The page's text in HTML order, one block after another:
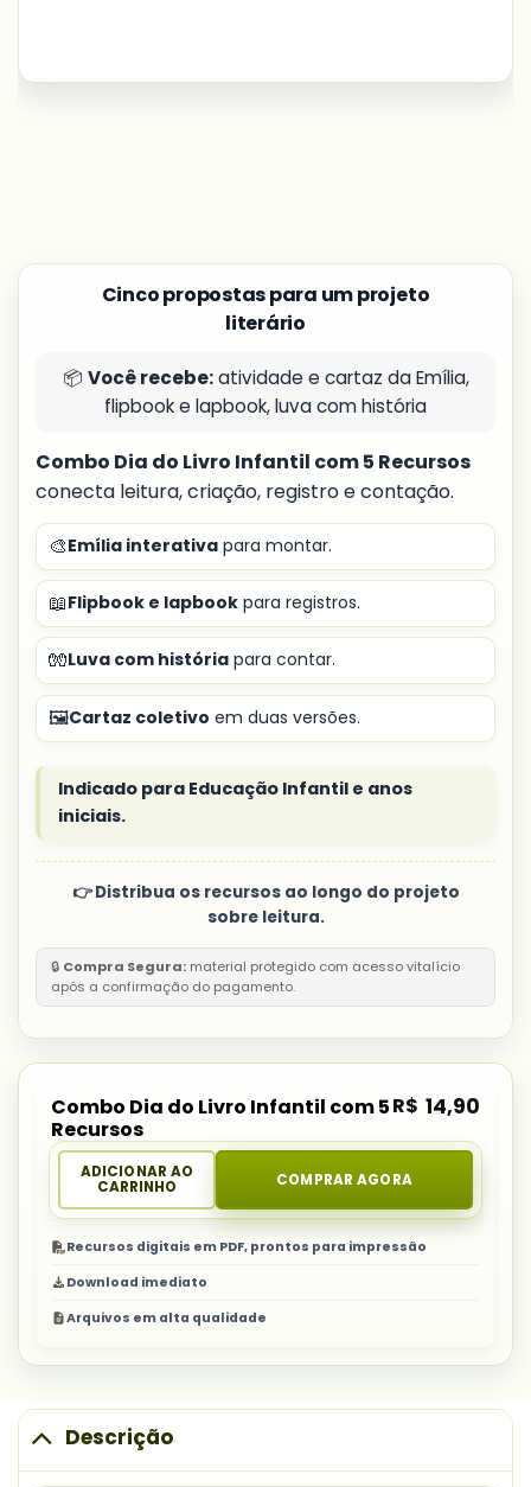
Cinco propostas para um projeto
literário
📦 Você recebe:atividade e cartaz da Emília,
flipbook e lapbook, luva com história
Combo Dia do Livro Infantil com 5 Recursos
conecta leitura, criação, registro e contação.
🎨Emília interativa para montar.
📖Flipbook e lapbook para registros.
🧤Luva com história para contar.
🖼️Cartaz coletivo em duas versões.
Indicado para Educação Infantil e anos
iniciais.
👉 Distribua os recursos ao longo do projeto
sobre leitura.
🔒 Compra Segura: material protegido com acesso vitalício
após a confirmação do pagamento.
Combo Dia do Livro Infantil com 5
Recursos
R$ 14,90
ADICIONAR AO
CARRINHO
COMPRAR AGORA
Recursos digitais em PDF, prontos para impressão
Download imediato
Arquivos em alta qualidade
Descrição